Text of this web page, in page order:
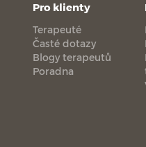
Pro klienty
Terapeuté
Časté dotazy
Blogy terapeutů
Poradna